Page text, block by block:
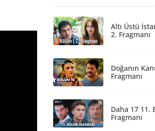
Altı Üstü
2. Fragmanı
Doğanın
Fragmanı
Daha 17 11.
Fragmanı